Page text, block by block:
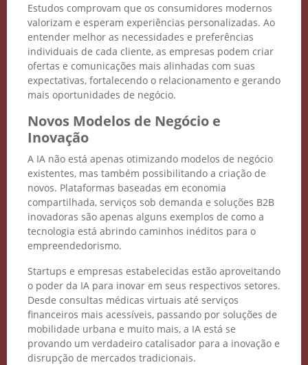
Estudos comprovam que os consumidores modernos
valorizam e esperam experiências personalizadas. Ao
entender melhor as necessidades e preferências
individuais de cada cliente, as empresas podem criar
ofertas e comunicações mais alinhadas com suas
expectativas, fortalecendo o relacionamento e gerando
mais oportunidades de negócio.
Novos Modelos de Negócio e
Inovação
A IA não está apenas otimizando modelos de negócio
existentes, mas também possibilitando a criação de
novos. Plataformas baseadas em economia
compartilhada, serviços sob demanda e soluções B2B
inovadoras são apenas alguns exemplos de como a
tecnologia está abrindo caminhos inéditos para o
empreendedorismo.
Startups e empresas estabelecidas estão aproveitando
o poder da IA para inovar em seus respectivos setores.
Desde consultas médicas virtuais até serviços
financeiros mais acessíveis, passando por soluções de
mobilidade urbana e muito mais, a IA está se
provando um verdadeiro catalisador para a inovação e
disrupção de mercados tradicionais.